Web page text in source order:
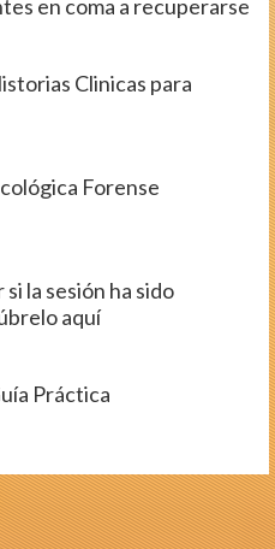
en coma a recuperarse
Clinicas para
Forense
la sesión ha sido
aquí
Práctica